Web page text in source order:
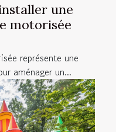
une
motorisée
représente une
aménager un...